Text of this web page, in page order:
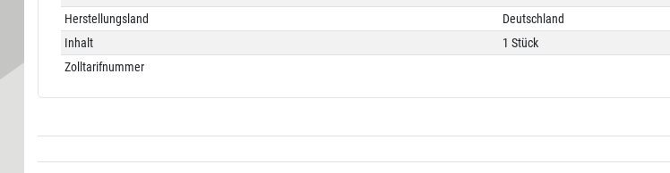
Herstellungsland
Deutschland
Inhalt
1 Stück
Zolltarifnummer